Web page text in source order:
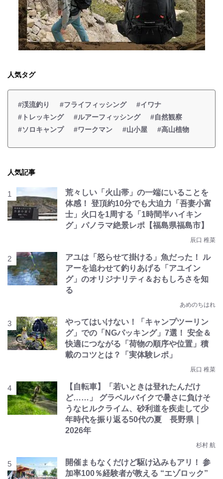
人気タグ
#渓流釣り #フライフィッシング
#イワナ
#トレッキング
#ルアーフィッシング
#自然観察
#ソロキャンプ
#ワークマン #山小屋 #高山植物
人気記事
荒々しい「火山帯」の一端にいることを
体感！ 登頂約10分でも大迫力「吾妻小富
士」火口を1周する「1時間半ハイキン
グ」パノラマ絶景レポ【福島県福島市】
辰口 稚菜
アユは「怒らせて掛ける」魚だった！ ル
アーを追わせて釣りあげる「アユイン
グ」のオリジナリティ＆おもしろさを知
る
あめのちはれ
やってはいけない！「キャンプツーリン
グ」での「NGパッキング」7選！ 安全＆
快適につながる「荷物の順序や位置」積
載のコツとは？「実体験レポ」
辰口 稚菜
【自転車】「若いときは登れたんだけ
ど……」 グラベルバイクで暑さに負けそ
うなヒルクライム、砂利道を疾走して少
年時代を振り返る50代の夏 長野県｜
2026年
杉村 航
開催まもなくだけど駆け込みもアリ！ 参
加率100％経験者が教える “エゾロック”